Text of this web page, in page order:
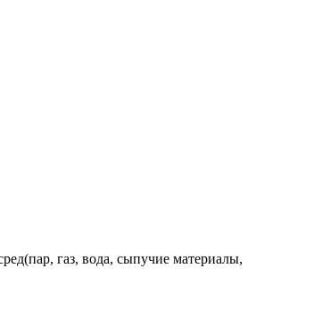
газ, вода, сыпучие материалы,